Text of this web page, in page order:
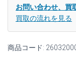
お問い合わせ、買
買取の流れを見る
商品コード: